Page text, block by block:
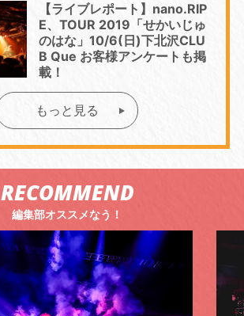
【ライブレポート】nano.RIP
E、TOUR 2019「せかいじゅ
のはな」10/6(日)下北沢CLU
B Que お客様アンケートも掲
載！
もっと見る
RECOMMEND
編集部オススメなう！